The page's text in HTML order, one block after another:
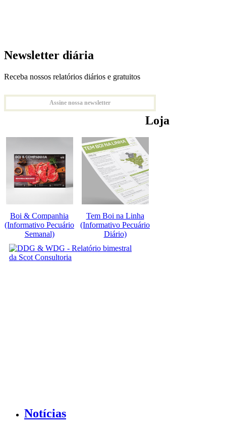
Newsletter diária
Receba nossos relatórios diários e gratuitos
Assine nossa newsletter
Loja
Boi & Companhia
(Informativo Pecuário
Semanal)
Tem Boi na Linha
(Informativo Pecuário
Diário)
Notícias